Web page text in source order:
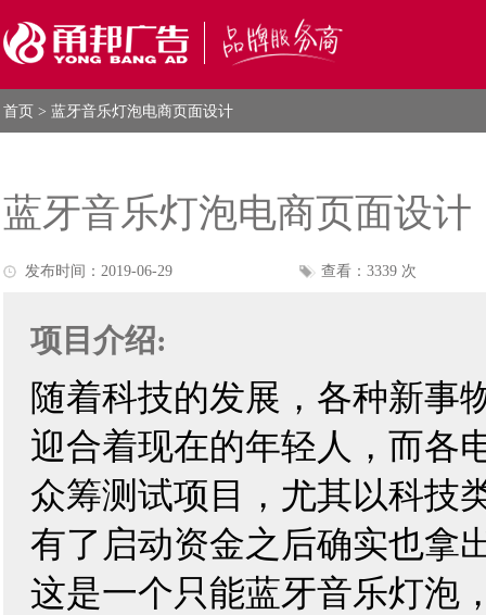
首页 > 蓝牙音乐灯泡电商页面设计
蓝牙音乐灯泡电商页面设计
发布时间：2019-06-29 查看：3339 次
项目介绍:
随着科技的发展，各种新事
迎合着现在的年轻人，而各
众筹测试项目，尤其以科技
有了启动资金之后确实也拿
这是一个只能蓝牙音乐灯泡